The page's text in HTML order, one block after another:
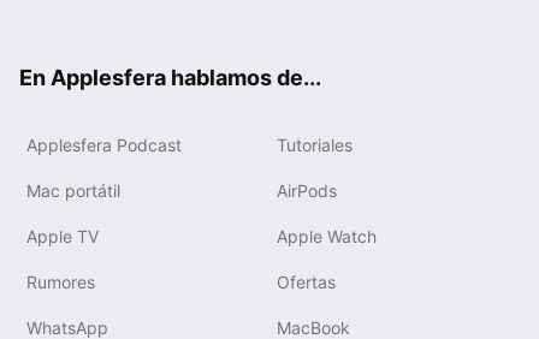
En Applesfera hablamos de...
Applesfera Podcast Tutoriales
Mac portátil AirPods
Apple TV Apple Watch
Rumores Ofertas
WhatsApp MacBook